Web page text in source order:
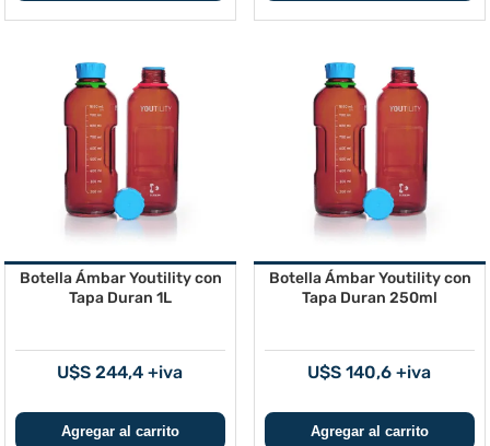
Botella Ámbar Youtility con
Tapa Duran 1L
U$S 244,4 +iva
Botella Ámbar Youtility con
Tapa Duran 250ml
U$S 140,6 +iva